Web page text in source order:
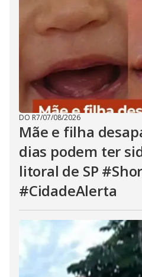
DO R7/07/08/2026
Mãe e filha
dias podem ter
litoral de SP
#CidadeAlerta